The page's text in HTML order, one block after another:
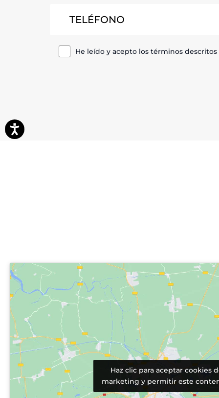
He leído y acepto los términos
Haz clic para aceptar cookies
marketing y permitir este